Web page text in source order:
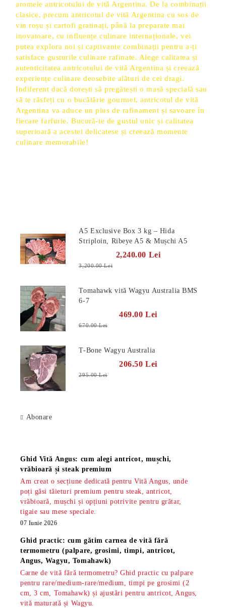
aromele antricotului de vită Argentina. De la combinații
clasice, precum antricotul de vită Argentina cu sos de
vin roșu și cartofi gratinați, până la preparate mai
inovatoare, cu influențe culinare internaționale, vei
putea explora noi și captivante combinații pentru a-ți
satisface gusturile culinare rafinate. Alege calitatea și
autenticitatea antricotului de vită Argentina și creează
experiențe culinare deosebite alături de cei dragi.
Indiferent dacă dorești să pregătești o masă specială sau
să te răsfeți cu o bucătărie gourmet, antricotul de vită
Argentina va aduce un plus de rafinament și savoare în
fiecare farfurie. Bucură-te de gustul unic și calitatea
superioară a acestei delicatese și creează momente
culinare memorabile!
A5 Exclusive Box 3 kg – Hida
Striploin, Ribeye A5 & Mușchi A5
2,240.00 Lei
3,200.00 Lei
Tomahawk vită Wagyu Australia BMS
6-7
469.00 Lei
670.00 Lei
T-Bone Wagyu Australia
206.50 Lei
295.00 Lei
Abonare
Ghid Vită Angus: cum alegi antricot, mușchi,
vrăbioară și steak premium
Am creat o secțiune dedicată pentru Vită Angus, unde
poți găsi tăieturi premium pentru steak, antricot,
vrăbioară, mușchi și opțiuni potrivite pentru grătar,
tigaie sau mese speciale.
07 Iunie 2026
Ghid practic: cum gătim carnea de vită fără
termometru (palpare, grosimi, timpi, antricot,
Angus, Wagyu, Tomahawk)
Carne de vită fără termometru? Ghid practic cu palpare
pentru rare/medium-rare/medium, timpi pe grosimi (2
cm, 3 cm, Tomahawk) și ajustări pentru antricot, Angus,
vită maturată și Wagyu.